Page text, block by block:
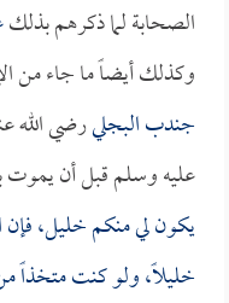
الصحابة لما ذكرهم بذلك
وكذلك أيضاً ما جاء من
جندب البجليرضي الله
عليه وسلم قبل أن
يكون لي منكم خليل، فإن
خليلاً، ولو كنت متخذاً